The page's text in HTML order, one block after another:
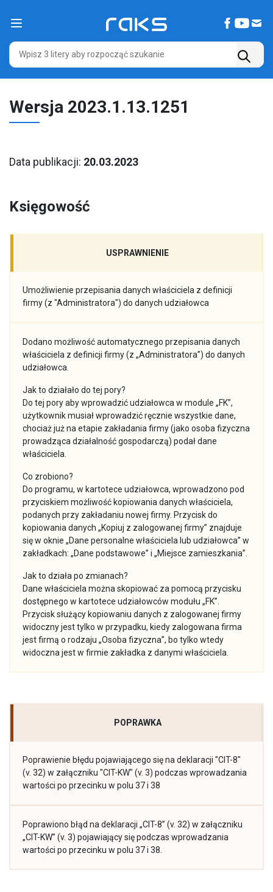
Main Navigation
Wersja 2023.1.13.1251
Data publikacji: 20.03.2023
Księgowość
USPRAWNIENIE
Umożliwienie przepisania danych właściciela z definicji
firmy (z "Administratora") do danych udziałowca
Dodano możliwość automatycznego przepisania danych
właściciela z definicji firmy (z „Administratora”) do danych
udziałowca.
Jak to działało do tej pory?
Do tej pory aby wprowadzić udziałowca w module „FK”,
użytkownik musiał wprowadzić ręcznie wszystkie dane,
chociaż już na etapie zakładania firmy (jako osoba fizyczna
prowadząca działalność gospodarczą) podał dane
właściciela.
Co zrobiono?
Do programu, w kartotece udziałowca, wprowadzono pod
przyciskiem możliwość kopiowania danych właściciela,
podanych przy zakładaniu nowej firmy. Przycisk do
kopiowania danych „Kopiuj z zalogowanej firmy” znajduje
się w oknie „Dane personalne właściciela lub udziałowca” w
zakładkach: „Dane podstawowe” i „Miejsce zamieszkania”.
Jak to działa po zmianach?
Dane właściciela można skopiować za pomocą przycisku
dostępnego w kartotece udziałowców modułu „FK”.
Przycisk służący kopiowaniu danych z zalogowanej firmy
widoczny jest tylko w przypadku, kiedy zalogowana firma
jest firmą o rodzaju „Osoba fizyczna”, bo tylko wtedy
widoczna jest w firmie zakładka z danymi właściciela.
POPRAWKA
Poprawienie błędu pojawiającego się na deklaracji "CIT-8"
(v. 32) w załączniku "CIT-KW" (v. 3) podczas wprowadzania
wartości po przecinku w polu 37 i 38
Poprawiono błąd na deklaracji „CIT-8” (v. 32) w załączniku
„CIT-KW” (v. 3) pojawiający się podczas wprowadzania
wartości po przecinku w polu 37 i 38.